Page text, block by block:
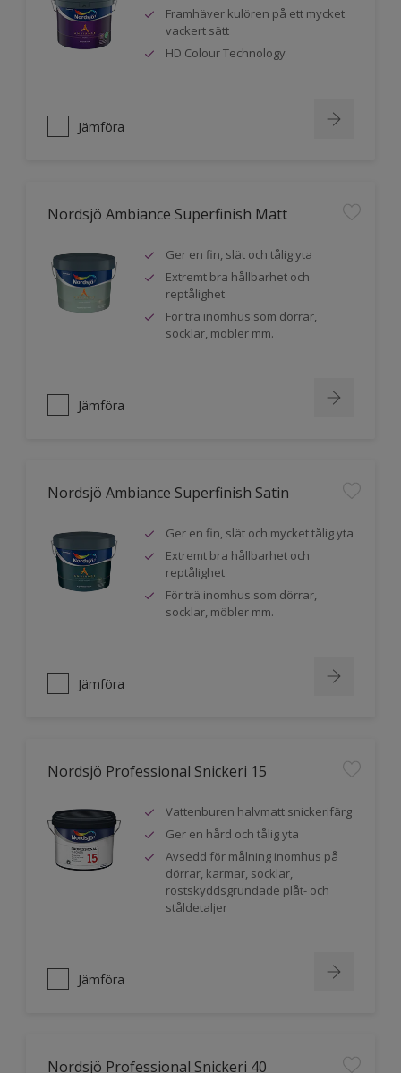
Framhäver kulören på ett mycket
vackert sätt
HD Colour Technology
Jämföra
Nordsjö Ambiance Superfinish Matt
Ger en fin, slät och tålig yta
Extremt bra hållbarhet och
reptålighet
För trä inomhus som dörrar,
socklar, möbler mm.
Jämföra
Nordsjö Ambiance Superfinish Satin
Ger en fin, slät och mycket tålig yta
Extremt bra hållbarhet och
reptålighet
För trä inomhus som dörrar,
socklar, möbler mm.
Jämföra
Nordsjö Professional Snickeri 15
Vattenburen halvmatt snickerifärg
Ger en hård och tålig yta
Avsedd för målning inomhus på
dörrar, karmar, socklar,
rostskyddsgrundade plåt- och
ståldetaljer
Jämföra
Nordsjö Professional Snickeri 40